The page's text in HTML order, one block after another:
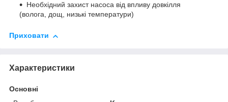
Необхідний захист насоса від впливу довкілля
(волога, дощ, низькі температури)
Приховати
Характеристики
Основні